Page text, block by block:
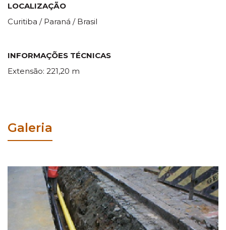
LOCALIZAÇÃO
Curitiba / Paraná / Brasil
INFORMAÇÕES TÉCNICAS
Extensão: 221,20 m
Galeria